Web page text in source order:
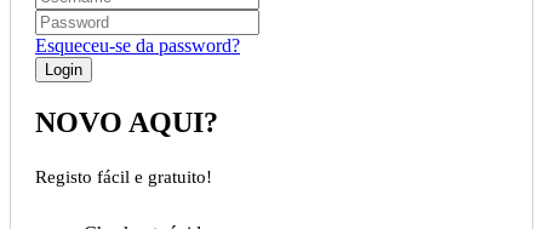
Esqueceu-se da password?
NOVO AQUI?
Registo fácil e gratuito!